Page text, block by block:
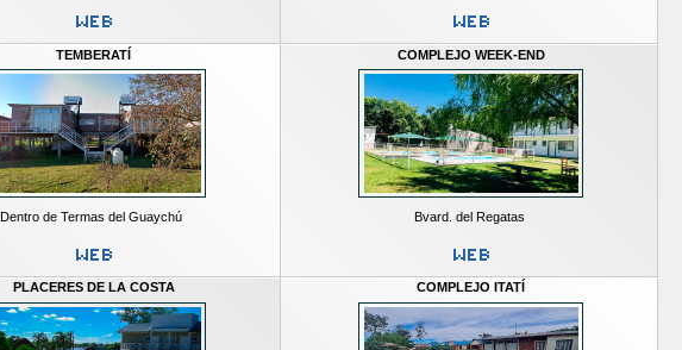
TEMBERATÍ
Dentro de Termas del Guaychú
COMPLEJO WEEK-END
Bvard. del Regatas
PLACERES DE LA COSTA COMPLEJO ITATÍ